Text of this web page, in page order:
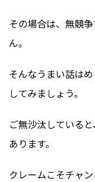
その場合は、無競
ん。
そんなうまい話は
してみましょう。
ご無沙汰している
あります。
クレームこそチャン